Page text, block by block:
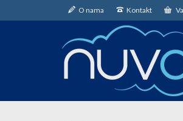
O nama Kontakt